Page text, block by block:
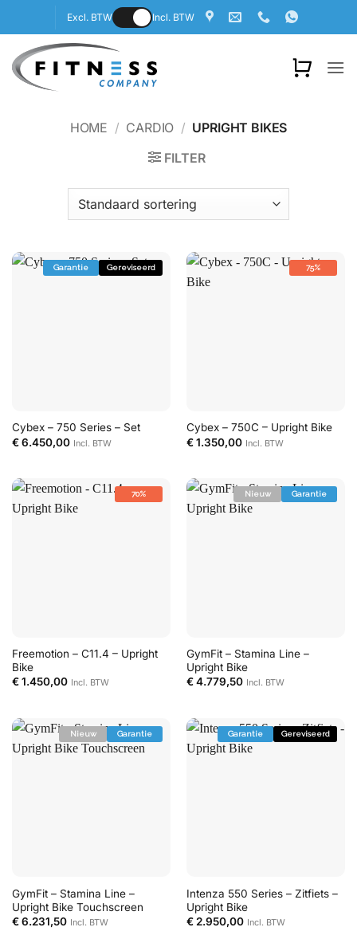
inhoud
Excl. BTW Incl. BTW
HOME / CARDIO / UPRIGHT BIKES
FILTER
Garantie Gereviseerd
Cybex – 750 Series – Set
€6.450,00 Incl. BTW
75%
Cybex – 750C – Upright Bike
€1.350,00 Incl. BTW
70%
Freemotion – C11.4 – Upright
Bike
€1.450,00 Incl. BTW
Nieuw Garantie
GymFit – Stamina Line –
Upright Bike
€4.779,50 Incl. BTW
Nieuw Garantie
GymFit – Stamina Line –
Upright Bike Touchscreen
€6.231,50 Incl. BTW
Garantie Gereviseerd
Intenza 550 Series – Zitfiets –
Upright Bike
€2.950,00 Incl. BTW